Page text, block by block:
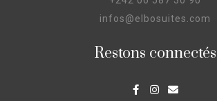
infos@elbosuites.com
Restons connectés